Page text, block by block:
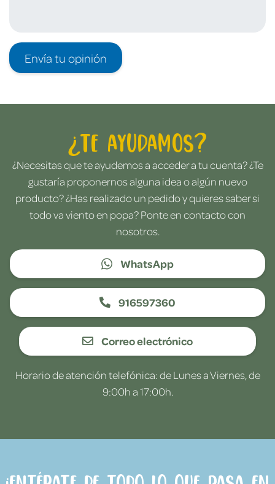
Envía tu opinión
¿Te ayudamos?
¿Necesitas que te ayudemos a acceder a tu cuenta? ¿Te
gustaría proponernos alguna idea o algún nuevo
producto? ¿Has realizado un pedido y quieres saber si
todo va viento en popa? Ponte en contacto con
nosotros.
WhatsApp
916597360
Correo electrónico
Horario de atención telefónica: de Lunes a Viernes, de
9:00h a 17:00h.